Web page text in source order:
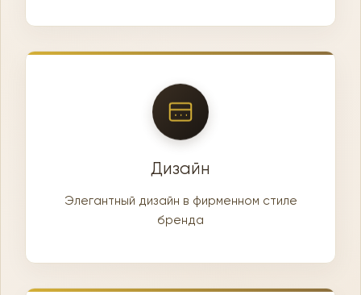
Дизайн
Элегантный дизайн в фирменном стиле
бренда